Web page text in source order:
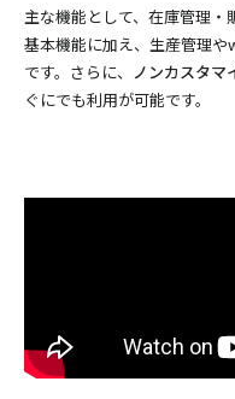
主な機能として、在庫管理
基本機能に加え、生産管理や
です。さらに、 ノンカスタマ
ぐにでも利用が可能です。